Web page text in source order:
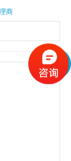
成像和培养相结
纤传感器以及预
间，产生大量有
商